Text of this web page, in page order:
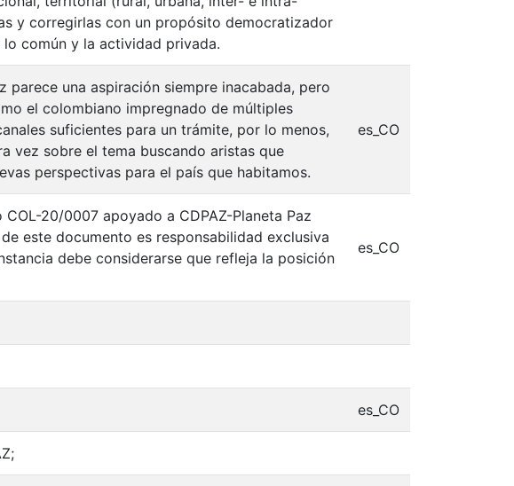
y corregirlas con un propósito democratizador
común y la actividad privada.
una aspiración siempre inacabada, pero
el colombiano impregnado de múltiples
suficientes para un trámite, por lo menos,
vez sobre el tema buscando aristas que
perspectivas para el país que habitamos.
es_CO
20/0007 apoyado a CDPAZ-Planeta Paz
este documento es responsabilidad exclusiva
debe considerarse que refleja la posición
es_CO
es_CO